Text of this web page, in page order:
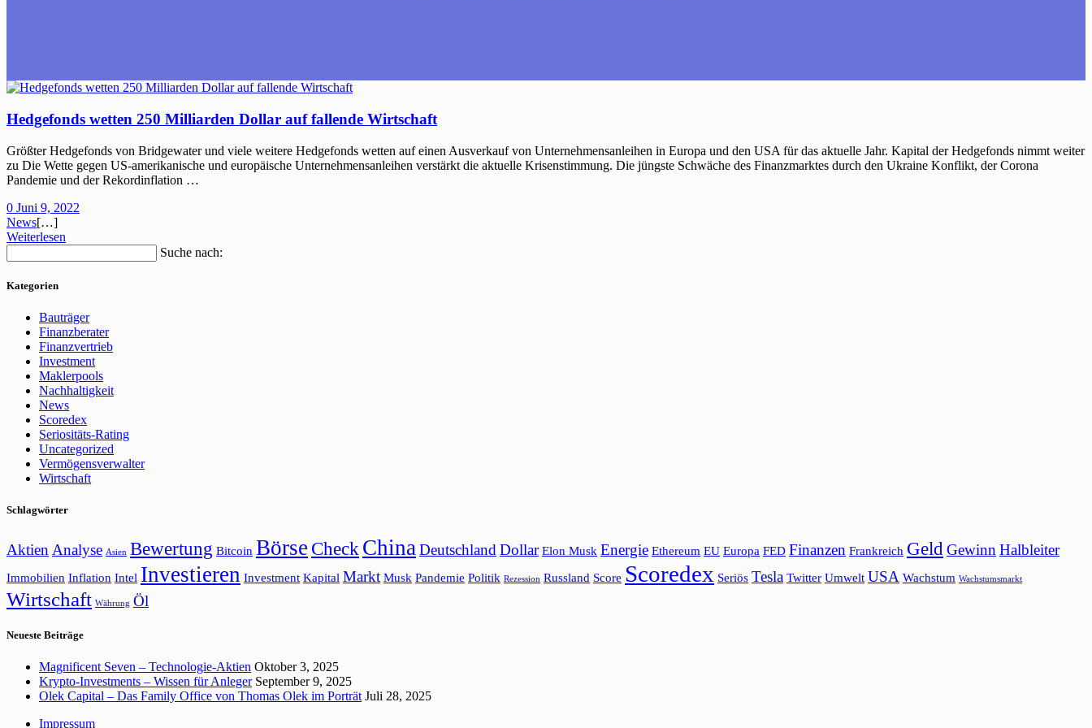
Hedgefonds wetten 250 Milliarden Dollar auf fallende Wirtschaft
Größter Hedgefonds von Bridgewater und viele weitere Hedgefonds wetten auf einen Ausverkauf von Unternehmensanleihen in Europa und den USA für das aktuelle Jahr. Kapital der Hedgefonds nimmt weiter
zu Die Wette gegen US-amerikanische und europäische Unternehmensanleihen verstärkt die aktuelle Krisenstimmung. Die jüngste Schwäche des Finanzmarktes durch den Ukraine Konflikt, der Corona
Pandemie und der Rekordinflation …
0 Juni 9, 2022
News[…]
Weiterlesen
Suche nach:
Kategorien
Bauträger
Finanzberater
Finanzvertrieb
Investment
Maklerpools
Nachhaltigkeit
News
Scoredex
Seriositäts-Rating
Uncategorized
Vermögensverwalter
Wirtschaft
Schlagwörter
Aktien Analyse Asien Bewertung Bitcoin Börse Check China Deutschland Dollar Elon Musk Energie Ethereum EU Europa FED Finanzen Frankreich Geld Gewinn Halbleiter
Immobilien Inflation Intel Investieren Investment Kapital Markt Musk Pandemie Politik Rezession Russland Score Scoredex Seriös Tesla Twitter Umwelt USA Wachstum Wachstumsmarkt
Wirtschaft Währung Öl
Neueste Beiträge
Magnificent Seven – Technologie-Aktien Oktober 3, 2025
Krypto-Investments – Wissen für Anleger September 9, 2025
Olek Capital – Das Family Office von Thomas Olek im Porträt Juli 28, 2025
Impressum